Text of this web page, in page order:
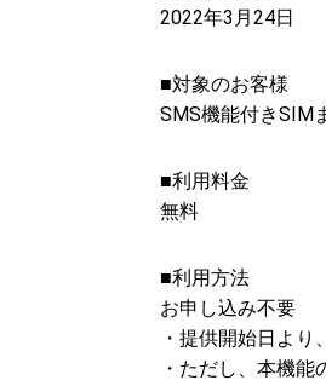
2022年3月24日
■対象のお客様
SMS機能付きSIM
■利用料金
無料
■利用方法
お申し込み不要
・提供開始日より
・ただし、本機